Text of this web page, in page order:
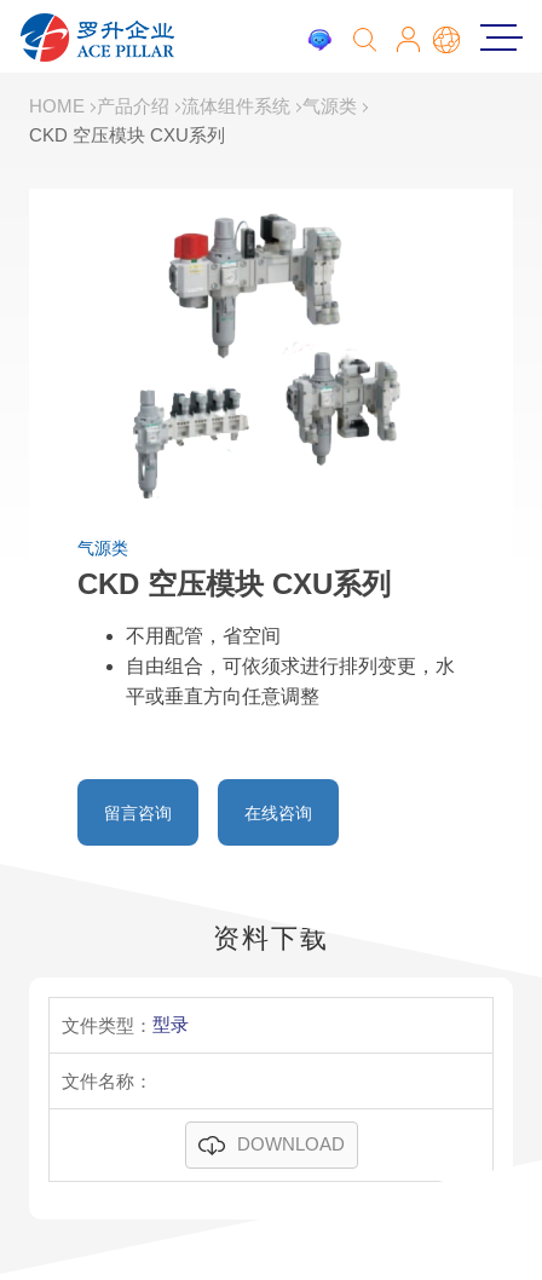
HOME 产品介绍 流体组件系统
气源类
CKD 空压模块 CXU系列
气源类
CKD 空压模块 CXU系列
不用配管，省空间
自由组合，可依须求进行排列变更，水
平或垂直方向任意调整
留言咨询 在线咨询
资料下载
型录
DOWNLOAD